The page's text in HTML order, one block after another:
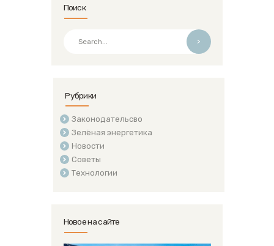
Поиск
>
Рубрики
Законодательсво
Зелёная энергетика
Новости
Советы
Технологии
Новое на сайте